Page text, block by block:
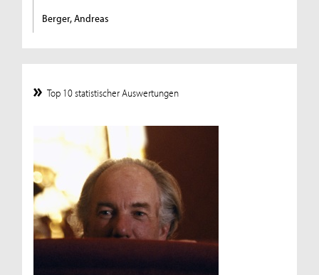
Berger, Andreas
Top 10 statistischer Auswertungen